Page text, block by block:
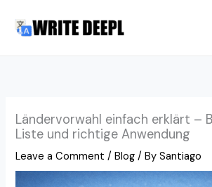
Ländervorwahl einfach erklärt –
Liste und richtige Anwendung
Leave a Comment /Blog / BySantiago